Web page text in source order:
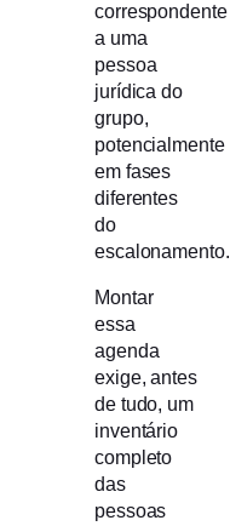
correspondente
a uma
pessoa
jurídica do
grupo,
potencialmente
em fases
diferentes
do
escalonamento.
Montar
essa
agenda
exige, antes
de tudo, um
inventário
completo
das
pessoas